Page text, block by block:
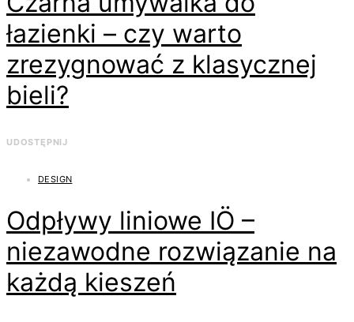
łazienki – czy warto
zrezygnować z klasycznej
bieli?
UDOSTĘPNIJ
DESIGN
Odpływy liniowe IÖ –
niezawodne rozwiązanie na
każdą kieszeń